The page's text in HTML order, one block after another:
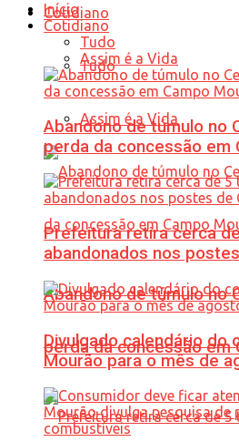
Cotidiano
Tudo
Assim é a Vida
Abandono de túmulo no
perda da concessão em
Início
Cotidiano
Tudo
Assim é a Vida
Abandono de túmulo no
perda da concessão em
Prefeitura retira cerca
abandonados nos
Divulgado calendário do
Mourão para o mês de